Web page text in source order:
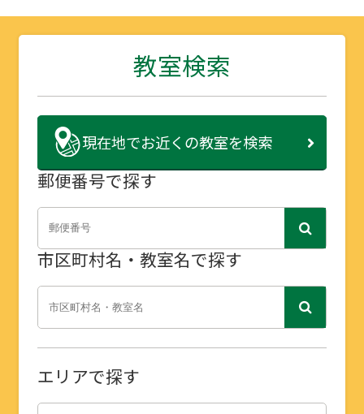
教室検索
現在地でお近くの教室を検索
郵便番号で探す
市区町村名・教室名で探す
エリアで探す